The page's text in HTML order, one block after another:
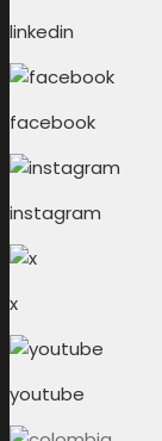
linkedin
facebook
instagram
x
youtube